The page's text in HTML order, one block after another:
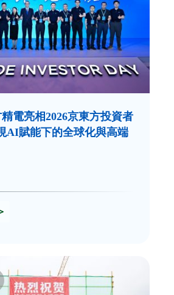
電亮相2026京東方投資者
AI賦能下的全球化與高端